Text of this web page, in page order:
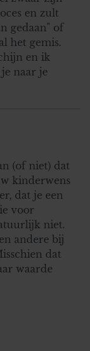
en zult
gedaan" of
het gemis.
en ik
naar je
(of niet) dat
kinderwens
dat je een
voor
niet.
andere bij
dat
waarde